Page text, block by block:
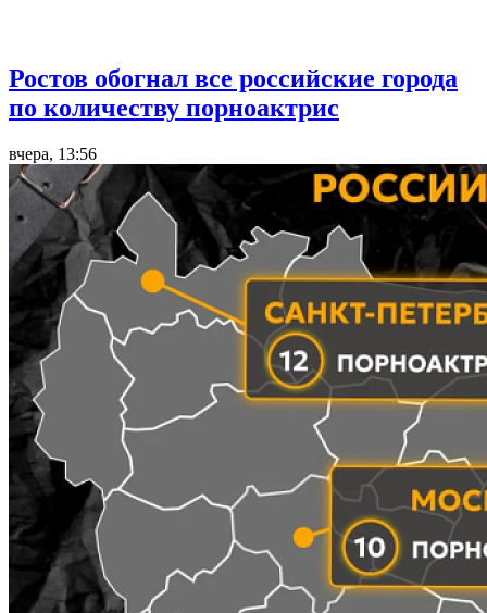
Ростов обогнал все российские города
по количеству порноактрис
вчера, 13:56